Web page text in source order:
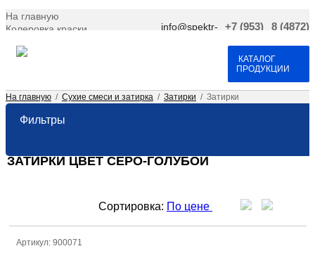
На главную
Колеровка краски
Договор оферта
info@spektr-
+7 (953)
8 (4872)
КАТАЛОГ
ПРОДУКЦИИ
На главную / Сухие смеси и затирка / Затирки / Затирки
Фильтры
ЗАТИРКИ ЦВЕТ СЕРО-ГОЛУБОЙ
Сортировка: По цене
Артикул: 900071